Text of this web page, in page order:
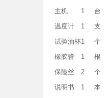
主机
1
台
温度计
1
支
试验油杯1
个
橡胶管
1
根
保险丝
2
个
说明书
1
本